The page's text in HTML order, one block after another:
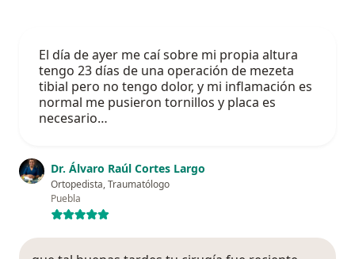
El día de ayer me caí sobre mi propia altura
tengo 23 días de una operación de mezeta
tibial pero no tengo dolor, y mi inflamación es
normal me pusieron tornillos y placa es
necesario…
Dr. Álvaro Raúl Cortes Largo
Ortopedista, Traumatólogo
Puebla